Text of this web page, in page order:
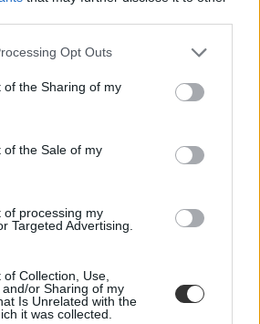
Opt Outs
of the Sharing of my
of the Sale of my
of processing my
Targeted Advertising.
Collection, Use,
or Sharing of my
Is Unrelated with the
it was collected.